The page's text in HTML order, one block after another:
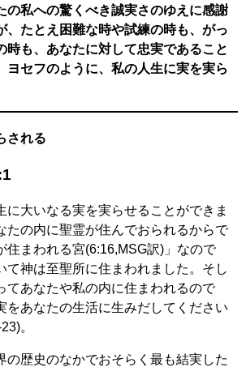
の私への驚くべき誠実さのゆえに感謝
、たとえ困難な時や試練の時も、がっ
時も、あなたに対して忠実であること
ヨセフのように、私の人生に実を実ら
される
に大いなる実を実らせることができま
たの内に聖霊が住んでおられるからで
住まわれる宮(6:16,MSG訳)」なので
て神は至聖所に住まわれました。そし
てあなたや私の内に住まわれるので
をあなたの生活に生みだしてください
。
の歴史のなかでおそらく最も結実した